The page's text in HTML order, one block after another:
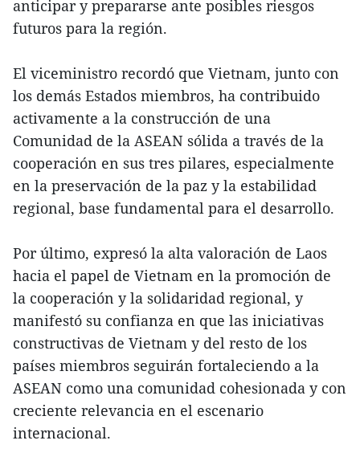
anticipar y prepararse ante posibles riesgos
futuros para la región.
El viceministro recordó que Vietnam, junto con
los demás Estados miembros, ha contribuido
activamente a la construcción de una
Comunidad de la ASEAN sólida a través de la
cooperación en sus tres pilares, especialmente
en la preservación de la paz y la estabilidad
regional, base fundamental para el desarrollo.
Por último, expresó la alta valoración de Laos
hacia el papel de Vietnam en la promoción de
la cooperación y la solidaridad regional, y
manifestó su confianza en que las iniciativas
constructivas de Vietnam y del resto de los
países miembros seguirán fortaleciendo a la
ASEAN como una comunidad cohesionada y con
creciente relevancia en el escenario
internacional.